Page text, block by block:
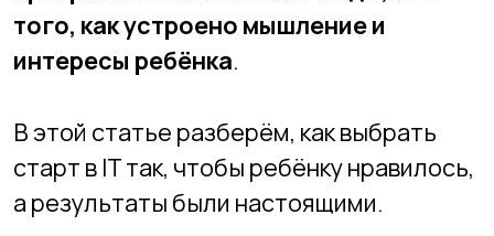
а результаты были настоящими.
🎯Главная цель первого курса — не
Не важно, будет он писать циклы на
Python или создавать уровень в игровой
сцене.